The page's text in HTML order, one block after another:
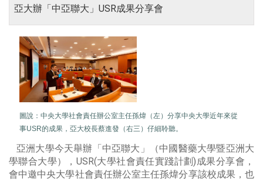
亞大辦「中亞聯大」USR成果分享會
圖說： 中央大學社會責任辦公室主任孫煒（左）分享中央大學近年來從
事USR的成果，亞大校長蔡進發（右三）仔細聆聽。
亞洲大學今天舉辦「中亞聯大」（中國醫藥大學暨亞洲大
學聯合大學），USR(大學社會責任實踐計劃)成果分享會，
會中邀中央大學社會責任辦公室主任孫煒分享該校成果，也